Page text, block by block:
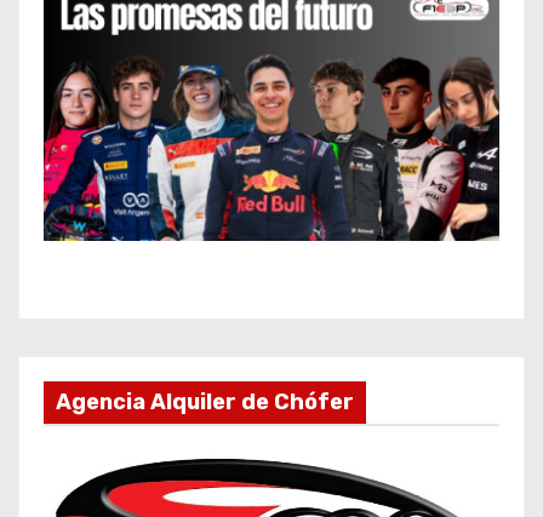
Agencia Alquiler de Chófer